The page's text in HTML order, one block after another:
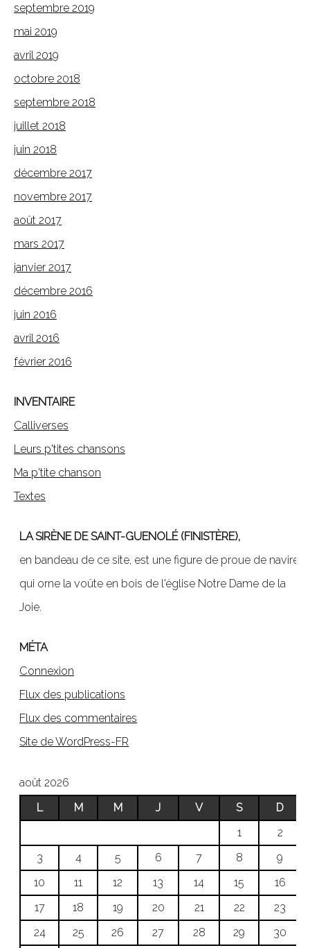
septembre 2019
mai 2019
avril 2019
octobre 2018
septembre 2018
juillet 2018
juin 2018
décembre 2017
novembre 2017
août 2017
mars 2017
janvier 2017
décembre 2016
juin 2016
avril 2016
février 2016
INVENTAIRE
Calliverses
Leurs p'tites chansons
Ma p'tite chanson
Textes
LA SIRÈNE DE SAINT-GUENOLÉ (FINISTÈRE),
en bandeau de ce site, est une figure de proue de navire,
qui orne la voûte en bois de l'église Notre Dame de la
Joie.
MÉTA
Connexion
Flux des publications
Flux des commentaires
Site de WordPress-FR
août 2026
L
M M J V S
D
1
2
3
4 5 6 7 8
9
10
11 12 13 14 15
16
17
18 19 20 21 22
23
24
25 26 27 28 29 30